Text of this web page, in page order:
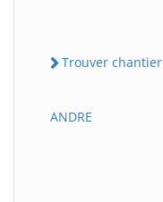
Trouver chantier
ANDRE